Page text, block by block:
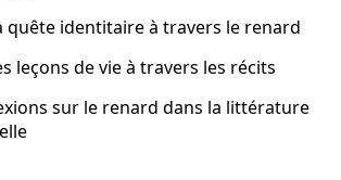
quête identitaire à travers le renard
leçons de vie à travers les récits
sur le renard dans la littérature